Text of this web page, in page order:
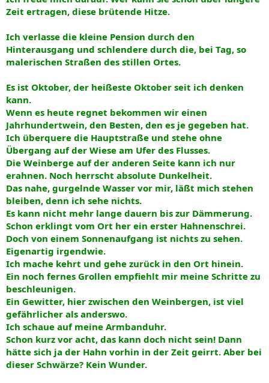
Zeit ertragen, diese brütende Hitze.
Ich verlasse die kleine Pension durch den
Hinterausgang und schlendere durch die, bei Tag, so
malerischen Straßen des stillen Ortes.
Es ist Oktober, der heißeste Oktober seit ich denken
kann.
Wenn es heute regnet bekommen wir einen
Jahrhundertwein, den Besten, den es je gegeben hat.
Ich überquere die Hauptstraße und stehe ohne
Übergang auf der Wiese am Ufer des Flusses.
Die Weinberge auf der anderen Seite kann ich nur
erahnen. Noch herrscht absolute Dunkelheit.
Das nahe, gurgelnde Wasser vor mir, läßt mich stehen
bleiben, denn ich sehe nichts.
Es kann nicht mehr lange dauern bis zur Dämmerung.
Schon erklingt vom Ort her ein erster Hahnenschrei.
Doch von einem Sonnenaufgang ist nichts zu sehen.
Eigenartig irgendwie.
Ich mache kehrt und gehe zurück in den Ort hinein.
Ein noch fernes Grollen empfiehlt mir meine Schritte zu
beschleunigen.
Ein Gewitter, hier zwischen den Weinbergen, ist viel
gefährlicher als anderswo.
Ich schaue auf meine Armbanduhr.
Schon kurz vor acht, das kann doch nicht sein! Dann
hätte sich ja der Hahn vorhin in der Zeit geirrt. Aber bei
dieser Schwärze? Kein Wunder.